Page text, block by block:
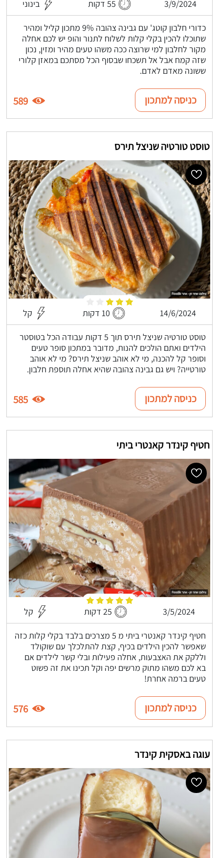
3/9/2024 55 דקות בינוני
כדורי חלבון קוטג' עם גבינה צהובה 9% מתכון קליל ומהיר
שתוכלו להכין בקלי קלות לשלוח לתנור והופ יש לכם אחלה
מקור לחלבון למי שרוצה ככה משהו טעים מהיר ומזין, נכון
שזה קמח אבל אל תשכחו שבסוף הכל מסתכם במאזן קלורי
ששונה מאדם לאדם.
כניסה למתכון 589
טוסט טורטיה שניצל תירס
14/6/2024 10 דקות קל
טוסט טורטיה שניצל תירס תוך 5 דקות עבודה הכל בטוסטר
הילדים ואתם הולכים להנות, מדובר במתכון סופר טעים
וסופר קל להכנה, מי לא אוהב שניצל תירס? מי לא אוהב
טורטייה? ויש גם גבינה צהובה שהיא אחלה תוספת חלבון.
כניסה למתכון 585
חטיף קינדר קאנטרי ביתי
3/5/2024 25 דקות קל
חטיף קינדר קאנטרי ביתי מ 5 מצרכים בלבד בקלי קלות כזה
שאפשר להכין הילדים בכיף, קצת להתלכלך עם שוקולד
וללקק את האצבעות, אחלה פעילות ובלי קשר לילדים אם
בא לכם משהו מתוק מרשים יפה וקל תכינו את זה פשוט
טעים ברמה אחרת!
כניסה למתכון 576
עוגה באסקית קינדר